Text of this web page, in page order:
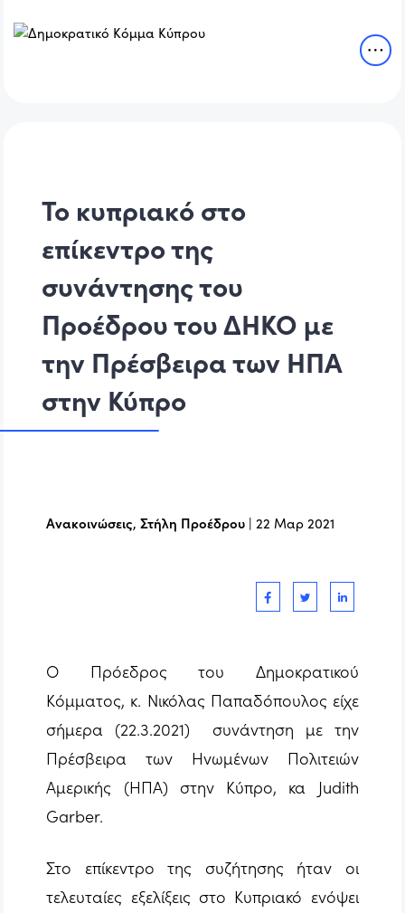
Το κυπριακό στο
επίκεντρο της
συνάντησης του
Προέδρου του ΔΗΚΟ με
την Πρέσβειρα των ΗΠΑ
στην Κύπρο
Ανακοινώσεις,Στήλη Προέδρου |22 Μαρ 2021
Ο Πρόεδρος του Δημοκρατικού
Κόμματος, κ. Νικόλας Παπαδόπουλος είχε
σήμερα (22.3.2021) συνάντηση με την
Πρέσβειρα των Ηνωμένων Πολιτειών
Αμερικής (ΗΠΑ) στην Κύπρο, κα Judith
Garber.
Στο επίκεντρο της συζήτησης ήταν οι
τελευταίες εξελίξεις στο Κυπριακό ενόψει